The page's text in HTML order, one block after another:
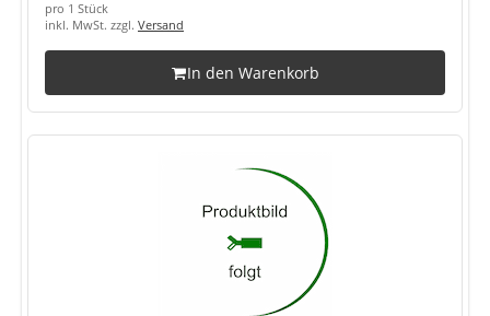
pro 1 Stück
inkl. MwSt. zzgl. Versand
In den Warenkorb